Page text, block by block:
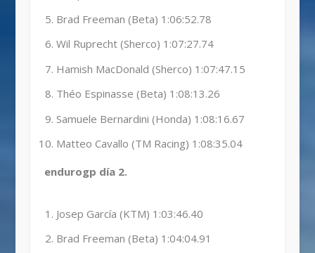
Brad Freeman (Beta) 1:06:52.78
Wil Ruprecht (Sherco) 1:07:27.74
Hamish MacDonald (Sherco) 1:07:47.15
Théo Espinasse (Beta) 1:08:13.26
Samuele Bernardini (Honda) 1:08:16.67
Matteo Cavallo (TM Racing) 1:08:35.04
endurogp día 2.
Josep García (KTM) 1:03:46.40
Brad Freeman (Beta) 1:04:04.91